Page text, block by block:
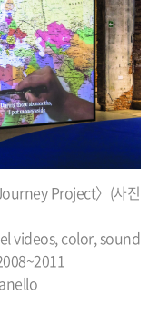
Project〉(사진
videos, color, sound